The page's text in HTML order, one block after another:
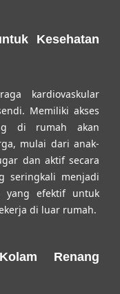
Kesehatan
kardiovaskular
Memiliki akses
di rumah akan
mulai dari anak-
dan aktif secara
seringkali menjadi
yang efektif untuk
di luar rumah.
Renang